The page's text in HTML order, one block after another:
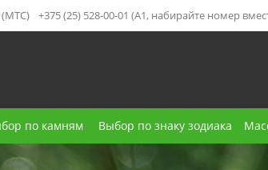
(МТС) +375 (25) 528-00-01 (А1, набирайте номер
по камням Выбор по знаку зодиака